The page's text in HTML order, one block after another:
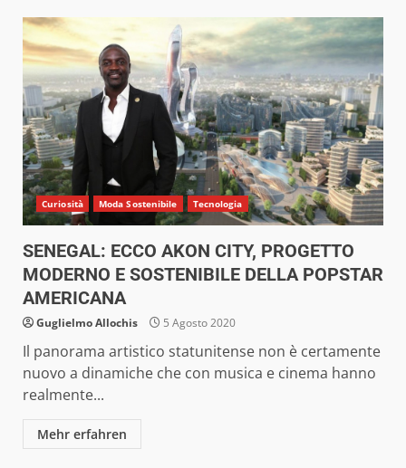
Curiosità Moda Sostenibile Tecnologia
SENEGAL: ECCO AKON CITY, PROGETTO
MODERNO E SOSTENIBILE DELLA POPSTAR
AMERICANA
Guglielmo Allochis 5 Agosto 2020
Il panorama artistico statunitense non è certamente
nuovo a dinamiche che con musica e cinema hanno
realmente...
Mehr erfahren